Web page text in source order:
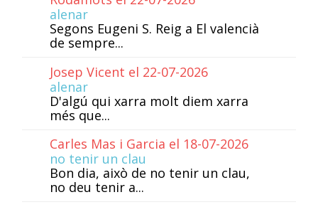
alenar
Segons Eugeni S. Reig a El valencià
de sempre...
Josep Vicent el 22-07-2026
alenar
D'algú qui xarra molt diem xarra
més que...
Carles Mas i Garcia el 18-07-2026
no tenir un clau
Bon dia, això de no tenir un clau,
no deu tenir a...